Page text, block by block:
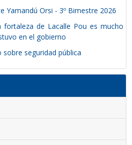
Yamandú Orsi - 3º Bimestre 2026
de Lacalle Pou es mucho
en el gobierno
seguridad pública